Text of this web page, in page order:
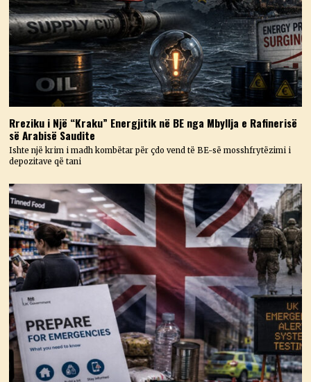
Rreziku i Një “Kraku” Energjitik në BE nga Mbyllja e Rafinerisë
së Arabisë Saudite
Ishte një krim i madh kombëtar për çdo vend të BE-së mosshfrytëzimi i
depozitave që tani